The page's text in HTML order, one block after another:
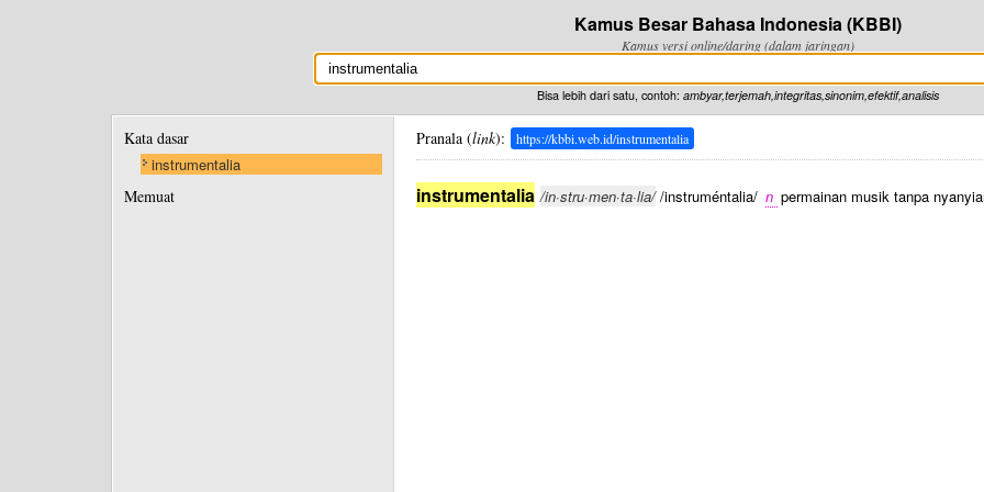
Kamus Besar Bahasa Indonesia (KBBI)
Kamus versi online/daring (dalam jaringan)
Bisa lebih dari satu, contoh: ambyar,terjemah,integritas,sinonim,efektif,analisis
Kata dasar
instrumentalia
Memuat
Pranala (link): https://kbbi.web.id/instrumentalia
instrumentalia /in·stru·men·ta·lia//instruméntalia/ n permainan musik tanpa